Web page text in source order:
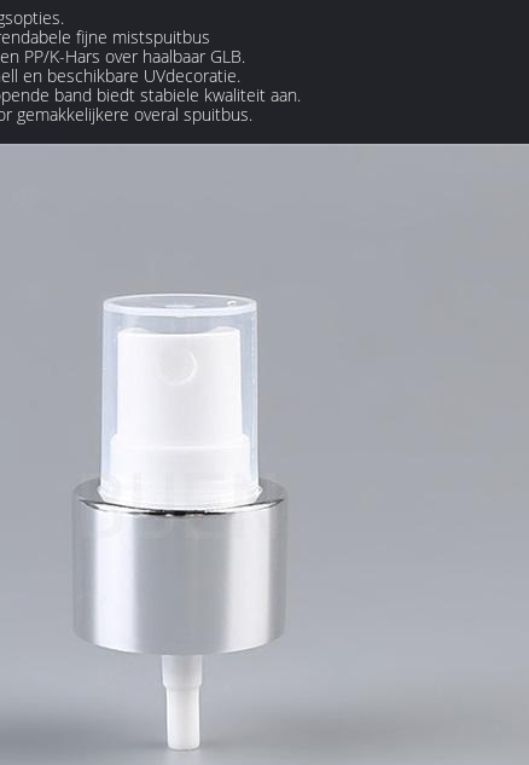
fijne mistspuitbus
PP/K-Hars over haalbaar GLB.
en beschikbare UVdecoratie.
band biedt stabiele kwaliteit aan.
gemakkelijkere overal spuitbus.